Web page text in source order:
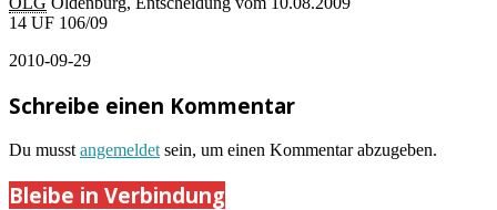
14 UF 106/09
2010-09-29
Schreibe einen Kommentar
Du musst angemeldet sein, um einen Kommentar abzugeben.
Bleibe in Verbindung